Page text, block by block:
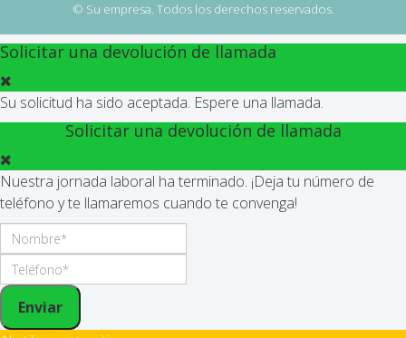
© Su empresa. Todos los derechos reservados.
Solicitar una devolución de llamada
Su solicitud ha sido aceptada. Espere una llamada.
Solicitar una devolución de llamada
Nuestra jornada laboral ha terminado. ¡Deja tu número de
teléfono y te llamaremos cuando te convenga!
Enviar